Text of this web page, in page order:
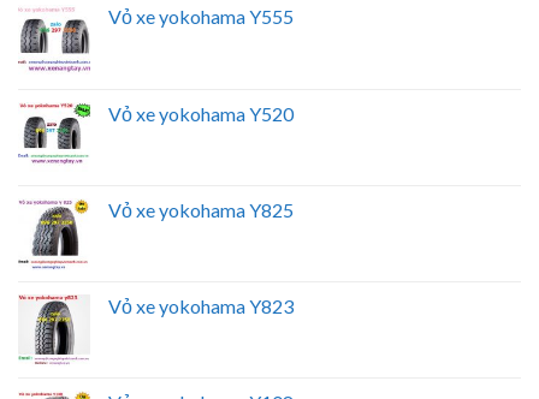
Vỏ xe yokohama Y555
Vỏ xe yokohama Y520
Vỏ xe yokohama Y825
Vỏ xe yokohama Y823